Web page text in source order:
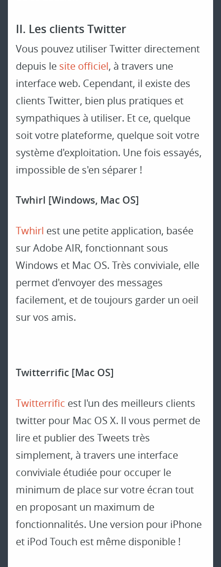
II. Les clients Twitter
Vous pouvez utiliser Twitter directement
depuis le site officiel, à travers une
interface web. Cependant, il existe des
clients Twitter, bien plus pratiques et
sympathiques à utiliser. Et ce, quelque
soit votre plateforme, quelque soit votre
système d'exploitation. Une fois essayés,
impossible de s'en séparer !
Twhirl [Windows, Mac OS]
Twhirl est une petite application, basée
sur Adobe AIR, fonctionnant sous
Windows et Mac OS. Très conviviale, elle
permet d'envoyer des messages
facilement, et de toujours garder un oeil
sur vos amis.
Twitterrific [Mac OS]
Twitterrific est l'un des meilleurs clients
twitter pour Mac OS X. Il vous permet de
lire et publier des Tweets très
simplement, à travers une interface
conviviale étudiée pour occuper le
minimum de place sur votre écran tout
en proposant un maximum de
fonctionnalités. Une version pour iPhone
et iPod Touch est même disponible !